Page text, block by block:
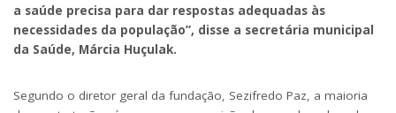
a saúde precisa para dar respostas adequadas às
necessidades da população”, disse a secretária municipal
da Saúde, Márcia Huçulak.
Segundo o diretor geral da fundação, Sezifredo Paz, a maioria